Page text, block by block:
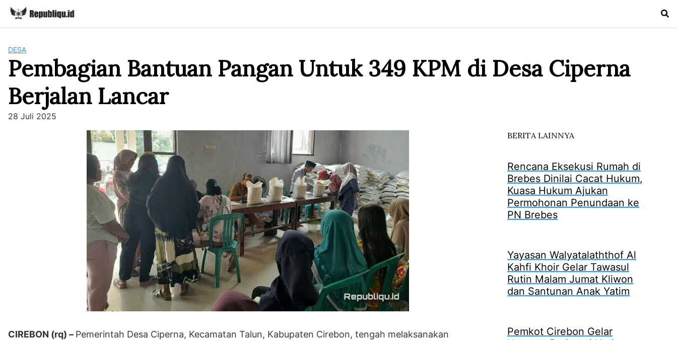
Skip
content
DESA
Pembagian Bantuan Pangan Untuk 349 KPM di Desa Ciperna
Berjalan Lancar
28 Juli 2025
CIREBON (rq) – Pemerintah Desa Ciperna, Kecamatan Talun, Kabupaten Cirebon, tengah melaksanakan
BERITA LAINNYA
Rencana Eksekusi Rumah di
Brebes Dinilai Cacat Hukum,
Kuasa Hukum Ajukan
Permohonan Penundaan ke
PN Brebes
Yayasan Walyatalaththof Al
Kahfi Khoir Gelar Tawasul
Rutin Malam Jumat Kliwon
dan Santunan Anak Yatim
Pemkot Cirebon Gelar